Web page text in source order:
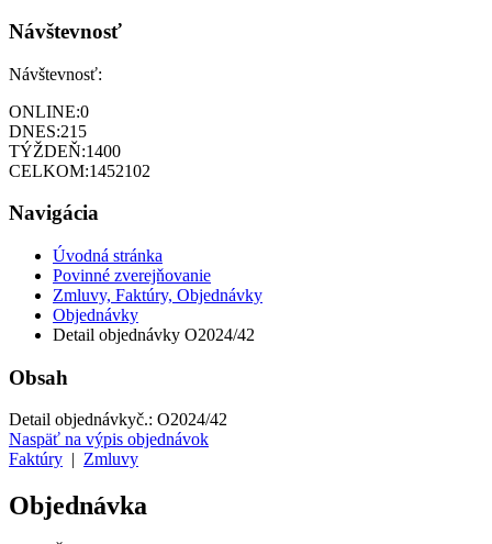
Návštevnosť
Návštevnosť:
ONLINE:0
DNES:215
TÝŽDEŇ:1400
CELKOM:1452102
Navigácia
Úvodná stránka
Povinné zverejňovanie
Zmluvy, Faktúry, Objednávky
Objednávky
Detail objednávky O2024/42
Obsah
Detail objednávkyč.: O2024/42
Naspäť na výpis objednávok
Faktúry
Zmluvy
Objednávka